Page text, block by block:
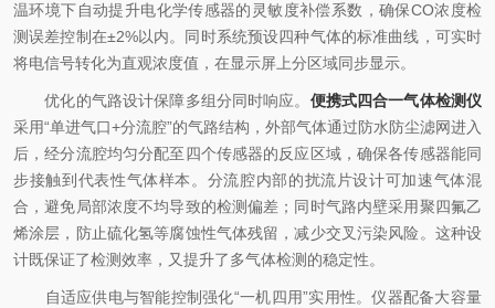
温环境下自动提升电化学传感器的灵敏度补偿系数，确保CO浓度检
测误差控制在±2%以内。同时系统预设四种气体的标准曲线，可实时
将电信号转化为直观浓度值，在显示屏上分区域同步显示。
优化的气路设计保障多组分同时响应。 便携式四合一气体检测仪
采用“单进气口+分流腔”的气路结构，外部气体通过防水防尘滤网进入
后，经分流腔均匀分配至四个传感器的反应区域，确保各传感器能同
步接触到代表性气体样本。分流腔内部的扰流片设计可加速气体混
合，避免局部浓度不均导致的检测偏差；同时气路内壁采用聚四氟乙
烯涂层，防止硫化氢等腐蚀性气体残留，减少交叉污染风险。这种设
计既保证了检测效率，又提升了多气体检测的稳定性。
自适应供电与智能控制强化“一机四用”实用性。仪器配备大容量